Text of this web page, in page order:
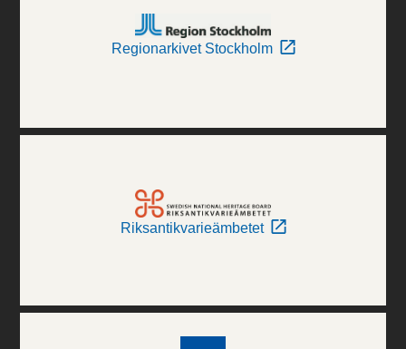
Regionarkivet Stockholm
Riksantikvarieämbetet